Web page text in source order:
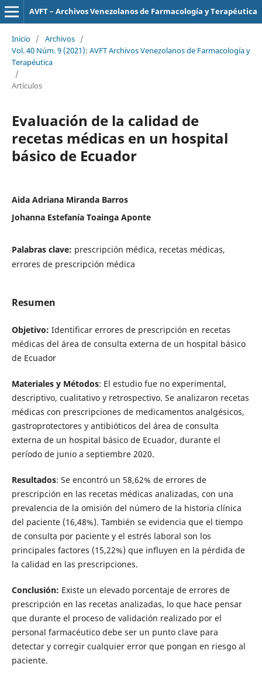
AVFT – Archivos Venezolanos de Farmacología y Terapéutica
Inicio / Archivos /
Vol. 40 Núm. 9 (2021): AVFT Archivos Venezolanos de Farmacología y
Terapéutica
/
Artículos
Evaluación de la calidad de
recetas médicas en un hospital
básico de Ecuador
Aida Adriana Miranda Barros
Johanna Estefanía Toainga Aponte
Palabras clave: prescripción médica, recetas médicas,
errores de prescripción médica
Resumen
Objetivo: Identificar errores de prescripción en recetas
médicas del área de consulta externa de un hospital básico
de Ecuador
Materiales y Métodos: El estudio fue no experimental,
descriptivo, cualitativo y retrospectivo. Se analizaron recetas
médicas con prescripciones de medicamentos analgésicos,
gastroprotectores y antibióticos del área de consulta
externa de un hospital básico de Ecuador, durante el
período de junio a septiembre 2020.
Resultados: Se encontró un 58,62% de errores de
prescripción en las recetas médicas analizadas, con una
prevalencia de la omisión del número de la historia clínica
del paciente (16,48%). También se evidencia que el tiempo
de consulta por paciente y el estrés laboral son los
principales factores (15,22%) que influyen en la pérdida de
la calidad en las prescripciones.
Conclusión: Existe un elevado porcentaje de errores de
prescripción en las recetas analizadas, lo que hace pensar
que durante el proceso de validación realizado por el
personal farmacéutico debe ser un punto clave para
detectar y corregir cualquier error que pongan en riesgo al
paciente.